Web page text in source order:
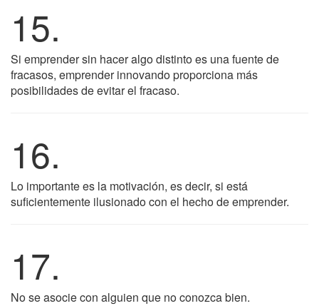
15.
Si emprender sin hacer algo distinto es una fuente de
fracasos, emprender innovando proporciona más
posibilidades de evitar el fracaso.
16.
Lo importante es la motivación, es decir, si está
suficientemente ilusionado con el hecho de emprender.
17.
No se asocie con alguien que no conozca bien.